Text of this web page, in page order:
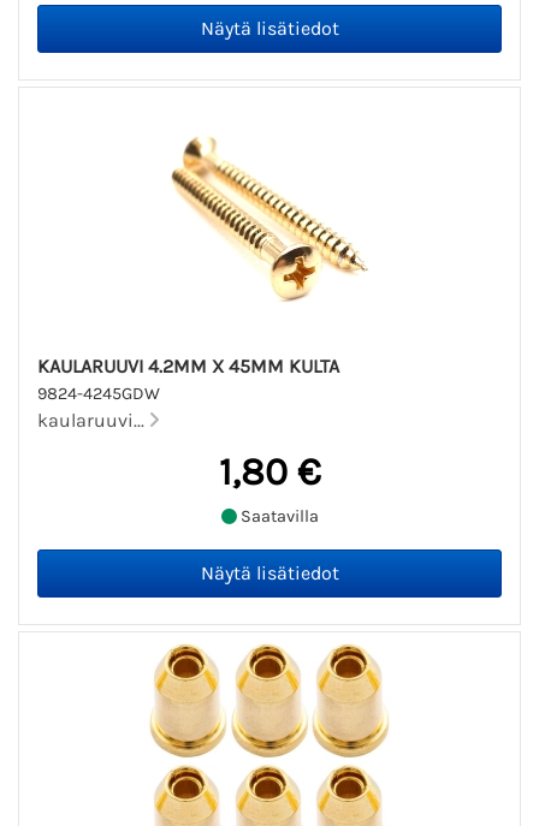
KAULARUUVI 4.2MM X 45MM KULTA
9824-4245GDW
kaularuuvi...
1,80 €
Saatavilla